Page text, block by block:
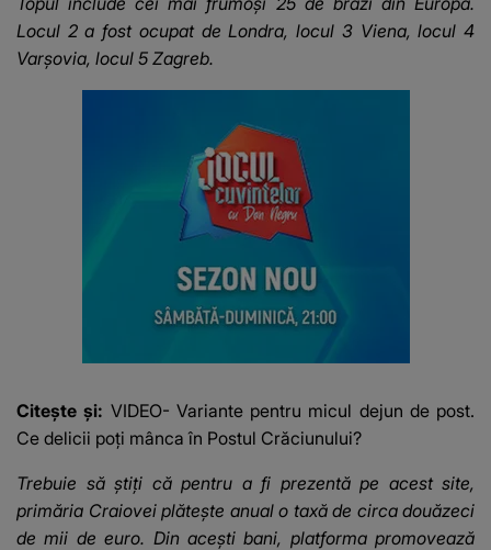
Locul 2 a fost ocupat de Londra, locul 3 Viena, locul 4
Varșovia, locul 5 Zagreb.
Citește și: VIDEO- Variante pentru micul dejun de post.
Ce delicii poți mânca în Postul Crăciunului?
Trebuie să știți că pentru a fi prezentă pe acest site,
primăria Craiovei plătește anual o taxă de circa douăzeci
de mii de euro. Din acești bani, platforma promovează